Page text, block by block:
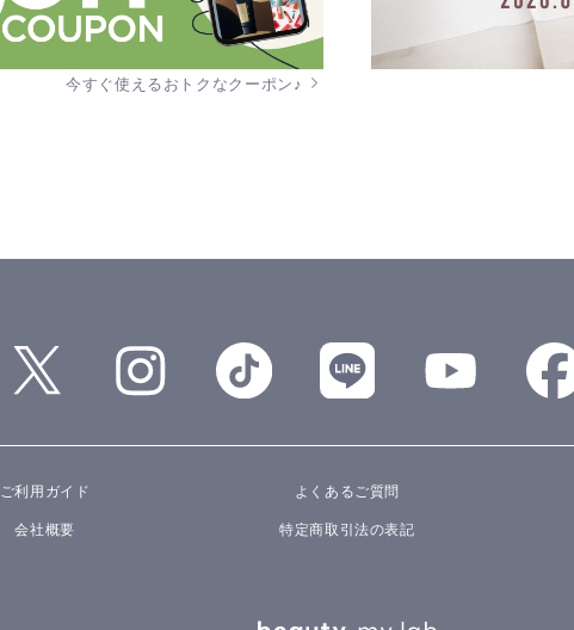
今すぐ使えるおトクなクーポン♪
ご利用ガイド よくあるご質問
会社概要
特定商取引法の表記